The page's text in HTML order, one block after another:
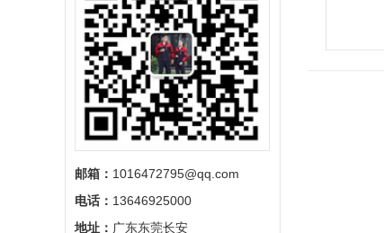
邮箱： 1016472795@qq.com
电话： 13646925000
地址： 广东东莞长安